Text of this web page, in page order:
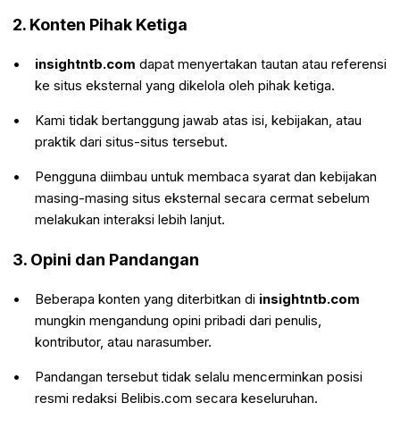
2. Konten Pihak Ketiga
insightntb.com dapat menyertakan tautan atau referensi
ke situs eksternal yang dikelola oleh pihak ketiga.
Kami tidak bertanggung jawab atas isi, kebijakan, atau
praktik dari situs-situs tersebut.
Pengguna diimbau untuk membaca syarat dan kebijakan
masing-masing situs eksternal secara cermat sebelum
melakukan interaksi lebih lanjut.
3. Opini dan Pandangan
Beberapa konten yang diterbitkan di insightntb.com
mungkin mengandung opini pribadi dari penulis,
kontributor, atau narasumber.
Pandangan tersebut tidak selalu mencerminkan posisi
resmi redaksi Belibis.com secara keseluruhan.